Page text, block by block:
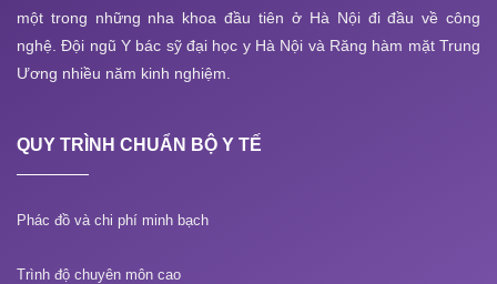
một trong những nha khoa đầu tiên ở Hà Nội đi đầu về công
nghệ. Đội ngũ Y bác sỹ đại học y Hà Nội và Răng hàm mặt Trung
Ương nhiều năm kinh nghiệm.
QUY TRÌNH CHUẨN BỘ Y TẾ
Phác đồ và chi phí minh bạch
Trình độ chuyên môn cao